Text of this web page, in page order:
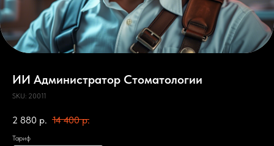
ИИ Администратор Стоматологии
SKU: 20011
2 880 р. 14 400 р.
Тариф